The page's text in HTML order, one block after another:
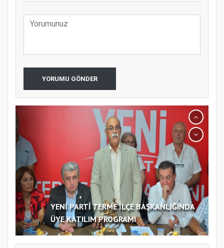
YORUMU GÖNDER
YENİ PARTİ TERME İLÇE BAŞKANLIĞINDA
ÜYE KATILIM PROGRAMI